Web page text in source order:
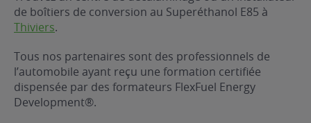
du carburant avec
garagiste
de boîtiers de conversion au Superéthanol E85 à
Thiviers.
Tous nos partenaires sont des professionnels de
l’automobile ayant reçu une formation certifiée
dispensée par des formateurs FlexFuel Energy
Development®.